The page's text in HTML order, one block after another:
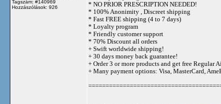
Tagszám: #140969
Hozzászólások: 926
* NO PRIOR PRESCRIPTION NEEDED!
* 100% Anonimity , Discreet shipping
* Fast FREE shipping (4 to 7 days)
* Loyalty program
* Friendly customer support
* 70% Discount all orders
+ Swift worldwide shipping!
+ 30 days money back guarantee!
+ Order 3 or more products and get free Regular
+ Many payment options: Visa, MasterCard,